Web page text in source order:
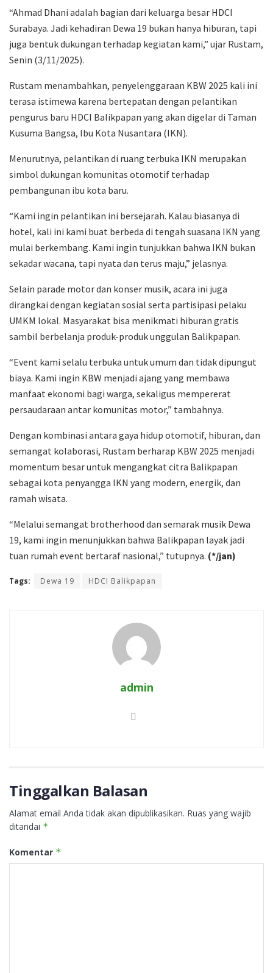
“Ahmad Dhani adalah bagian dari keluarga besar HDCI
Surabaya. Jadi kehadiran Dewa 19 bukan hanya hiburan, tapi
juga bentuk dukungan terhadap kegiatan kami,” ujar Rustam,
Senin (3/11/2025).
Rustam menambahkan, penyelenggaraan KBW 2025 kali ini
terasa istimewa karena bertepatan dengan pelantikan
pengurus baru HDCI Balikpapan yang akan digelar di Taman
Kusuma Bangsa, Ibu Kota Nusantara (IKN).
Menurutnya, pelantikan di ruang terbuka IKN merupakan
simbol dukungan komunitas otomotif terhadap
pembangunan ibu kota baru.
“Kami ingin pelantikan ini bersejarah. Kalau biasanya di
hotel, kali ini kami buat berbeda di tengah suasana IKN yang
mulai berkembang. Kami ingin tunjukkan bahwa IKN bukan
sekadar wacana, tapi nyata dan terus maju,” jelasnya.
Selain parade motor dan konser musik, acara ini juga
dirangkai dengan kegiatan sosial serta partisipasi pelaku
UMKM lokal. Masyarakat bisa menikmati hiburan gratis
sambil berbelanja produk-produk unggulan Balikpapan.
“Event kami selalu terbuka untuk umum dan tidak dipungut
biaya. Kami ingin KBW menjadi ajang yang membawa
manfaat ekonomi bagi warga, sekaligus mempererat
persaudaraan antar komunitas motor,” tambahnya.
Dengan kombinasi antara gaya hidup otomotif, hiburan, dan
semangat kolaborasi, Rustam berharap KBW 2025 menjadi
momentum besar untuk mengangkat citra Balikpapan
sebagai kota penyangga IKN yang modern, energik, dan
ramah wisata.
“Melalui semangat brotherhood dan semarak musik Dewa
19, kami ingin menunjukkan bahwa Balikpapan layak jadi
tuan rumah event bertaraf nasional,” tutupnya. (*/jan)
Tags: Dewa 19 HDCI Balikpapan
admin
Tinggalkan Balasan
Alamat email Anda tidak akan dipublikasikan. Ruas yang wajib
ditandai *
Komentar *